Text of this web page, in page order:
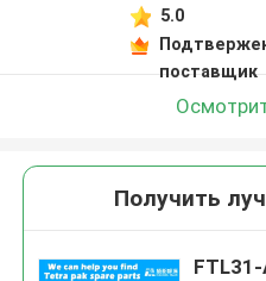
5.0
поставщик
Получить